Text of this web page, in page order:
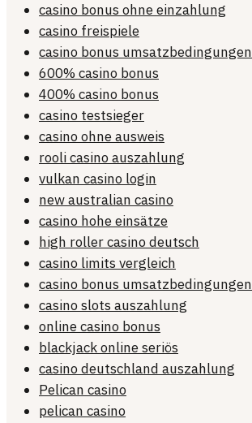
casino bonus ohne einzahlung
casino freispiele
casino bonus umsatzbedingungen
600% casino bonus
400% casino bonus
casino testsieger
casino ohne ausweis
rooli casino auszahlung
vulkan casino login
new australian casino
casino hohe einsätze
high roller casino deutsch
casino limits vergleich
casino bonus umsatzbedingungen
casino slots auszahlung
online casino bonus
blackjack online seriös
casino deutschland auszahlung
Pelican casino
pelican casino